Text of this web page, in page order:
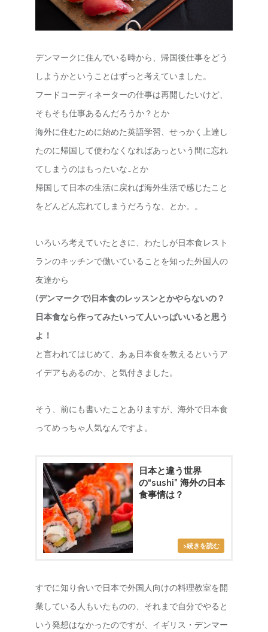
デンマークに住んでいる時から、帰国後仕事をどう
しようかということはずっと考えていました。
フードコーディネーターの仕事は再開したいけど、
そもそも仕事あるんだろうか？とか
海外に住むために始めた英語学習、せっかく上達し
たのに帰国して使わなくなればあっという間に忘れ
てしまうのはもったいな…とか
帰国して日本の生活に戻れば海外生活で感じたこと
をどんどん忘れてしまうだろうな、とか。。
いろいろ考えていたときに、わたしが日本食レスト
ランのキッチンで働いていることを知った外国人の
友達から
(デンマークで)日本食のレッスンとかやらないの？
日本食なら作ってみたいって人いっぱいいると思う
よ！
と言われてはじめて、あぁ日本食を教えるというア
イデアもあるのか、と気付きました。
そう、前にも書いたことありますが、海外で日本食
ってめっちゃ人気なんですよ。
日本と違う世界
の“sushi” 海外の日本
食事情は？
すでに知り合いで日本で外国人向けの料理教室を開
業している人もいたものの、それまで自分でやると
いう発想はなかったのですが、イギリス・デンマー